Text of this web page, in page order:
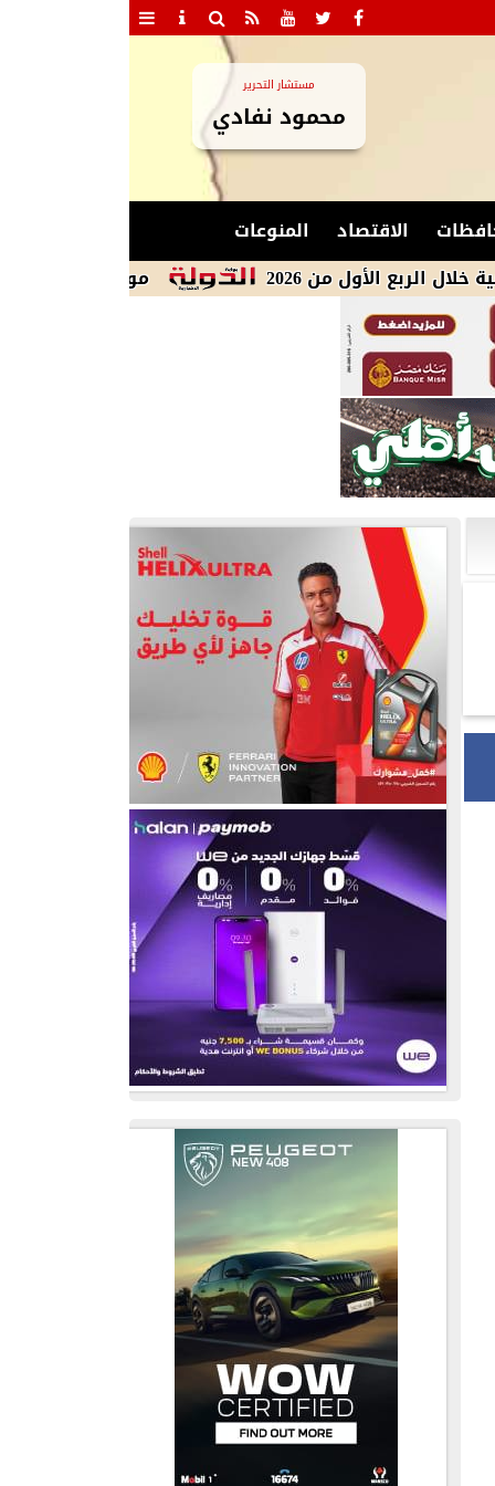
مستشار التحرير
محمود نفادي
الاقتصاد
المنوعات
مواعيد مباريات اليوم الجمعة 7 أغسطس 2026.. بايرن ميونخ في مواجهة أستون
من 2026